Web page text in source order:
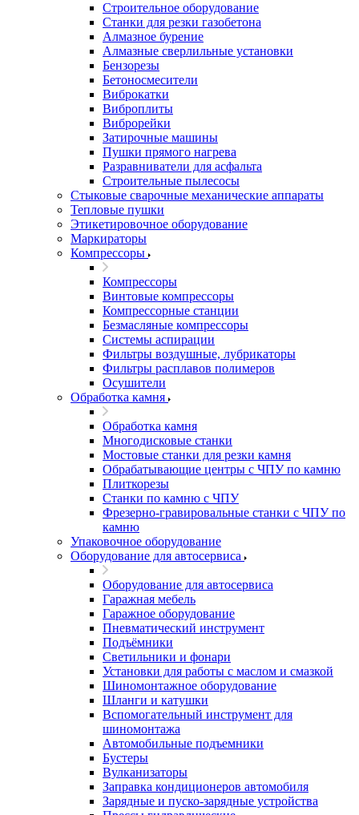
Строительное оборудование
Станки для резки газобетона
Алмазное бурение
Алмазные сверлильные установки
Бензорезы
Бетоносмесители
Виброкатки
Виброплиты
Виброрейки
Затирочные машины
Пушки прямого нагрева
Разравниватели для асфальта
Строительные пылесосы
Стыковые сварочные механические аппараты
Тепловые пушки
Этикетировочное оборудование
Маркираторы
Компрессоры
Компрессоры
Винтовые компрессоры
Компрессорные станции
Безмасляные компрессоры
Системы аспирации
Фильтры воздушные, лубрикаторы
Фильтры расплавов полимеров
Осушители
Обработка камня
Обработка камня
Многодисковые станки
Мостовые станки для резки камня
Обрабатывающие центры с ЧПУ по камню
Плиткорезы
Станки по камню с ЧПУ
Фрезерно-гравировальные станки с ЧПУ по
камню
Упаковочное оборудование
Оборудование для автосервиса
Оборудование для автосервиса
Гаражная мебель
Гаражное оборудование
Пневматический инструмент
Подъёмники
Светильники и фонари
Установки для работы с маслом и смазкой
Шиномонтажное оборудование
Шланги и катушки
Вспомогательный инструмент для
шиномонтажа
Автомобильные подъемники
Бустеры
Вулканизаторы
Заправка кондиционеров автомобиля
Зарядные и пуско-зарядные устройства